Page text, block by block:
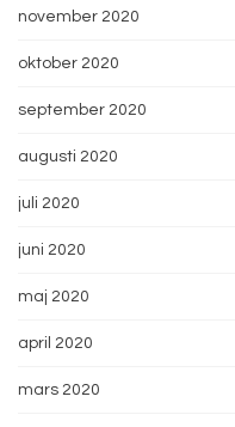
november 2020
oktober 2020
september 2020
augusti 2020
juli 2020
juni 2020
maj 2020
april 2020
mars 2020